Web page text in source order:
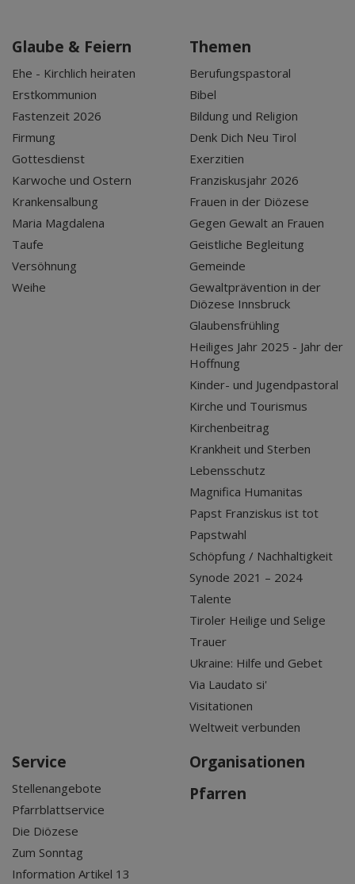
Glaube & Feiern
Ehe - Kirchlich heiraten
Erstkommunion
Fastenzeit 2026
Firmung
Gottesdienst
Karwoche und Ostern
Krankensalbung
Maria Magdalena
Taufe
Versöhnung
Weihe
Themen
Berufungspastoral
Bibel
Bildung und Religion
Denk Dich Neu Tirol
Exerzitien
Franziskusjahr 2026
Frauen in der Diözese
Gegen Gewalt an Frauen
Geistliche Begleitung
Gemeinde
Gewaltprävention in der
Diözese Innsbruck
Glaubensfrühling
Heiliges Jahr 2025 - Jahr der
Hoffnung
Kinder- und Jugendpastoral
Kirche und Tourismus
Kirchenbeitrag
Krankheit und Sterben
Lebensschutz
Magnifica Humanitas
Papst Franziskus ist tot
Papstwahl
Schöpfung / Nachhaltigkeit
Synode 2021 – 2024
Talente
Tiroler Heilige und Selige
Trauer
Ukraine: Hilfe und Gebet
Via Laudato si'
Visitationen
Weltweit verbunden
Service
Stellenangebote
Pfarrblattservice
Die Diözese
Zum Sonntag
Information Artikel 13
Organisationen
Pfarren